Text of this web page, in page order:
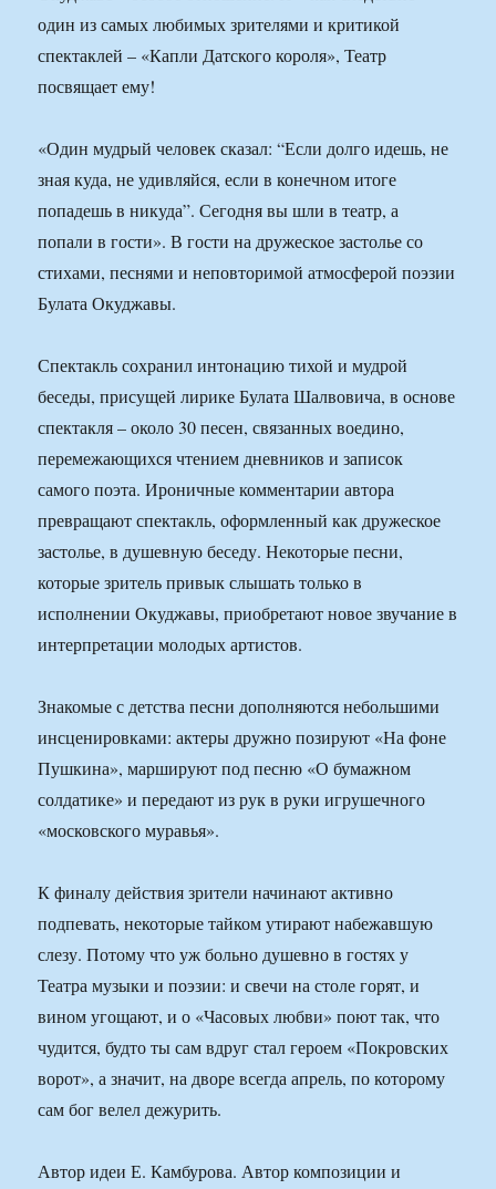
один из самых любимых зрителями и критикой
спектаклей – «Капли Датского короля», Театр
посвящает ему!
«Один мудрый человек сказал: “Если долго идешь, не
зная куда, не удивляйся, если в конечном итоге
попадешь в никуда”. Сегодня вы шли в театр, а
попали в гости». В гости на дружеское застолье со
стихами, песнями и неповторимой атмосферой поэзии
Булата Окуджавы.
Спектакль сохранил интонацию тихой и мудрой
беседы, присущей лирике Булата Шалвовича, в основе
спектакля – около 30 песен, связанных воедино,
перемежающихся чтением дневников и записок
самого поэта. Ироничные комментарии автора
превращают спектакль, оформленный как дружеское
застолье, в душевную беседу. Некоторые песни,
которые зритель привык слышать только в
исполнении Окуджавы, приобретают новое звучание в
интерпретации молодых артистов.
Знакомые с детства песни дополняются небольшими
инсценировками: актеры дружно позируют «На фоне
Пушкина», маршируют под песню «О бумажном
солдатике» и передают из рук в руки игрушечного
«московского муравья».
К финалу действия зрители начинают активно
подпевать, некоторые тайком утирают набежавшую
слезу. Потому что уж больно душевно в гостях у
Театра музыки и поэзии: и свечи на столе горят, и
вином угощают, и о «Часовых любви» поют так, что
чудится, будто ты сам вдруг стал героем «Покровских
ворот», а значит, на дворе всегда апрель, по которому
сам бог велел дежурить.
Автор идеи Е. Камбурова. Автор композиции и